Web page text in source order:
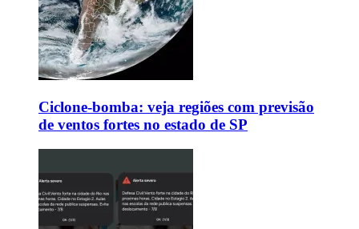
Ciclone-bomba: veja regiões com previsão
de ventos fortes no estado de SP